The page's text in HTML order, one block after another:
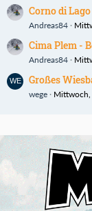
Corno di
Andreas84
Cima Plem -
Andreas84
Großes
wege Mittwoch,